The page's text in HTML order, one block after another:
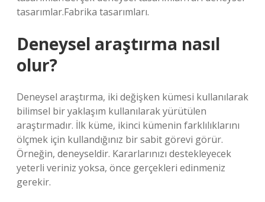
tasarımlar.Fabrika tasarımları.
Deneysel araştırma nasıl
olur?
Deneysel araştırma, iki değişken kümesi kullanılarak
bilimsel bir yaklaşım kullanılarak yürütülen
araştırmadır. İlk küme, ikinci kümenin farklılıklarını
ölçmek için kullandığınız bir sabit görevi görür.
Örneğin, deneyseldir. Kararlarınızı destekleyecek
yeterli veriniz yoksa, önce gerçekleri edinmeniz
gerekir.